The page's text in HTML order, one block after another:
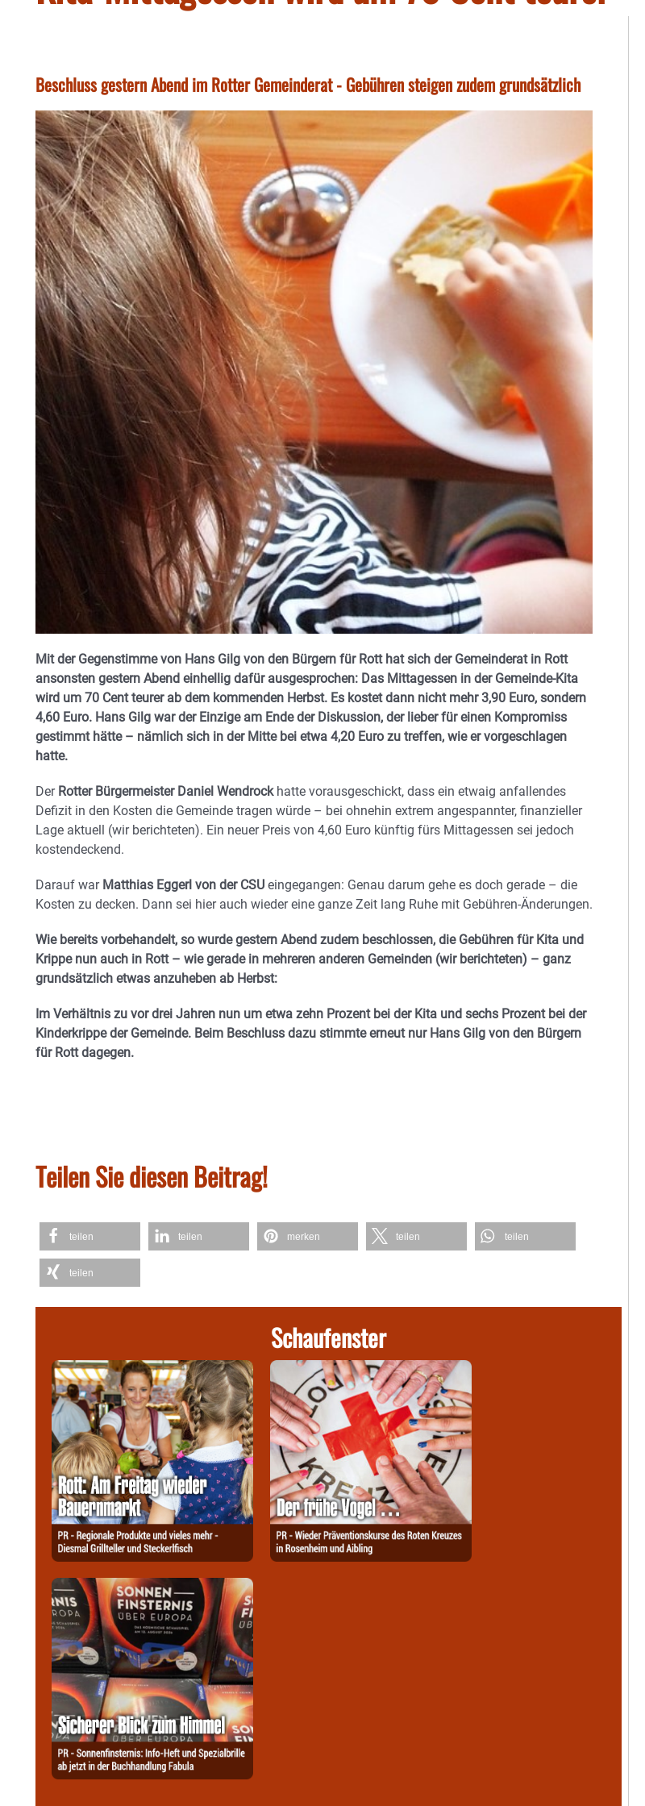
Beschluss gestern Abend im Rotter Gemeinderat - Gebühren steigen zudem grundsätzlich
Mit der Gegenstimme von Hans Gilg von den Bürgern für Rott hat sich der Gemeinderat in Rott
ansonsten gestern Abend einhellig dafür ausgesprochen: Das Mittagessen in der Gemeinde-Kita
wird um 70 Cent teurer ab dem kommenden Herbst. Es kostet dann nicht mehr 3,90 Euro, sondern
4,60 Euro. Hans Gilg war der Einzige am Ende der Diskussion, der lieber für einen Kompromiss
gestimmt hätte – nämlich sich in der Mitte bei etwa 4,20 Euro zu treffen, wie er vorgeschlagen
hatte.
Der Rotter Bürgermeister Daniel Wendrockhatte vorausgeschickt, dass ein etwaig anfallendes
Defizit in den Kosten die Gemeinde tragen würde – bei ohnehin extrem angespannter, finanzieller
Lage aktuell (wir berichteten). Ein neuer Preis von 4,60 Euro künftig fürs Mittagessen sei jedoch
kostendeckend.
Darauf war Matthias Eggerl von der CSU eingegangen: Genau darum gehe es doch gerade – die
Kosten zu decken. Dann sei hier auch wieder eine ganze Zeit lang Ruhe mit Gebühren-Änderungen.
Wie bereits vorbehandelt, so wurde gestern Abend zudem beschlossen, die Gebühren für Kita und
Krippe nun auch in Rott – wie gerade in mehreren anderen Gemeinden (wir berichteten) – ganz
grundsätzlich etwas anzuheben ab Herbst:
Im Verhältnis zu vor drei Jahren nun um etwa zehn Prozent bei der Kita und sechs Prozent bei der
Kinderkrippe der Gemeinde. Beim Beschluss dazu stimmte erneut nur Hans Gilg von den Bürgern
für Rott dagegen.
Teilen Sie diesen Beitrag!
teilen teilen merken teilen teilen
teilen
Schaufenster